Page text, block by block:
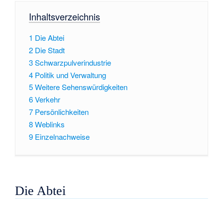
Inhaltsverzeichnis
1 Die Abtei
2 Die Stadt
3Schwarzpulverindustrie
4 Politik und Verwaltung
5Weitere Sehenswürdigkeiten
6Verkehr
7 Persönlichkeiten
8Weblinks
9 Einzelnachweise
Die Abtei